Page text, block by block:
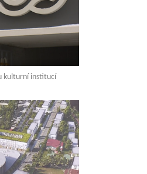
kulturní institucí